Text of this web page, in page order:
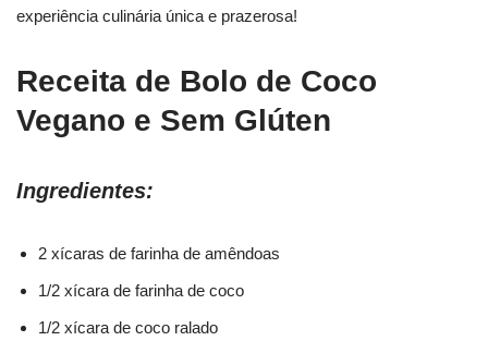
experiência culinária única e prazerosa!
Receita de Bolo de Coco
Vegano e Sem Glúten
Ingredientes:
2 xícaras de farinha de amêndoas
1/2 xícara de farinha de coco
1/2 xícara de coco ralado